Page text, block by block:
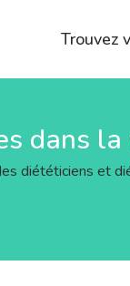
Trouvez
dans
diététiciens et